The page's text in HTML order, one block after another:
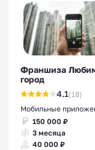
Франшиза
город
4.1(18)
Мобильные
150 000 ₽
3 месяца
40 000 ₽